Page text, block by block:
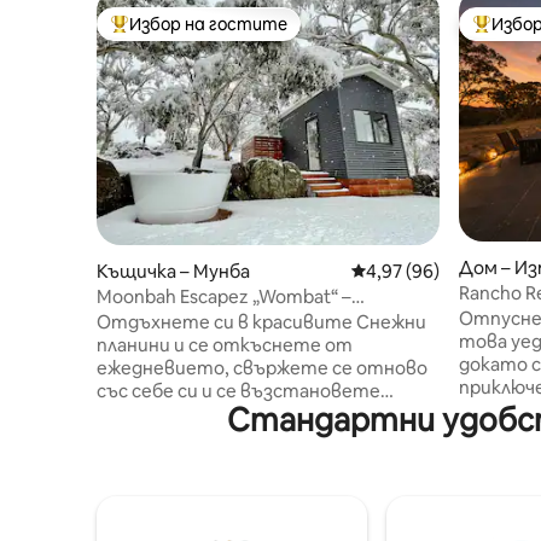
Най-популярен избор на гостите
Избор на гостите
Къщичка – Мунба Средна оценка: 4,97
4,97 (96)
Moonbah Escapez „Wombat“ –
романтична луксозна малка къща
Отдъхнете си в красивите Снежни
планини и се откъснете от
ежедневието, свържете се отново
със себе си и се възстановете
напълно сред природата. Wombat е
малка самостоятелна къща без
Най-
Дом –
йн
Rancho
минути
това
докато
планини
Стандартни